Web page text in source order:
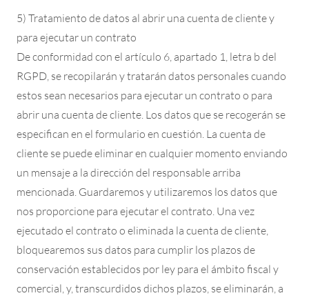
5) Tratamiento de datos al abrir una cuenta de cliente y
para ejecutar un contrato
De conformidad con el artículo 6, apartado 1, letra b del
RGPD, se recopilarán y tratarán datos personales cuando
estos sean necesarios para ejecutar un contrato o para
abrir una cuenta de cliente. Los datos que se recogerán se
especifican en el formulario en cuestión. La cuenta de
cliente se puede eliminar en cualquier momento enviando
un mensaje a la dirección del responsable arriba
mencionada. Guardaremos y utilizaremos los datos que
nos proporcione para ejecutar el contrato. Una vez
ejecutado el contrato o eliminada la cuenta de cliente,
bloquearemos sus datos para cumplir los plazos de
conservación establecidos por ley para el ámbito fiscal y
comercial, y, transcurdidos dichos plazos, se eliminarán, a